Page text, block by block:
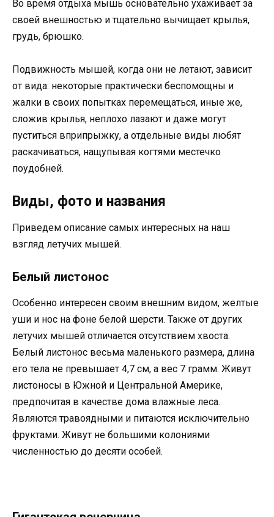
Во время отдыха мышь основательно ухаживает за
своей внешностью и тщательно вычищает крылья,
грудь, брюшко.
Подвижность мышей, когда они не летают, зависит
от вида: некоторые практически беспомощны и
жалки в своих попытках перемещаться, иные же,
сложив крылья, неплохо лазают и даже могут
пуститься вприпрыжку, а отдельные виды любят
раскачиваться, нащупывая когтями местечко
поудобней.
Виды, фото и названия
Приведем описание самых интересных на наш
взгляд летучих мышей.
Белый листонос
Особенно интересен своим внешним видом, желтые
уши и нос на фоне белой шерсти. Также от других
летучих мышей отличается отсутствием хвоста.
Белый листонос весьма маленького размера, длина
его тела не превышает 4,7 см, а вес 7 грамм. Живут
листоносы в Южной и Центральной Америке,
предпочитая в качестве дома влажные леса.
Являются травоядными и питаются исключительно
фруктами. Живут не большими колониями
численностью до десяти особей.